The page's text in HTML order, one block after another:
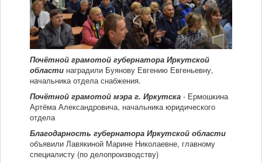
Почётной грамотой губернатора Иркутской
области наградили Буянову Евгению Евгеньевну,
начальника отдела снабжения.
Почётной грамотой мэра г. Иркутска - Ермошкина
Артёма Александровича, начальника юридического
отдела
Благодарность губернатора Иркутской области
объявили Лавякиной Марине Николаевне, главному
специалисту (по делопроизводству)